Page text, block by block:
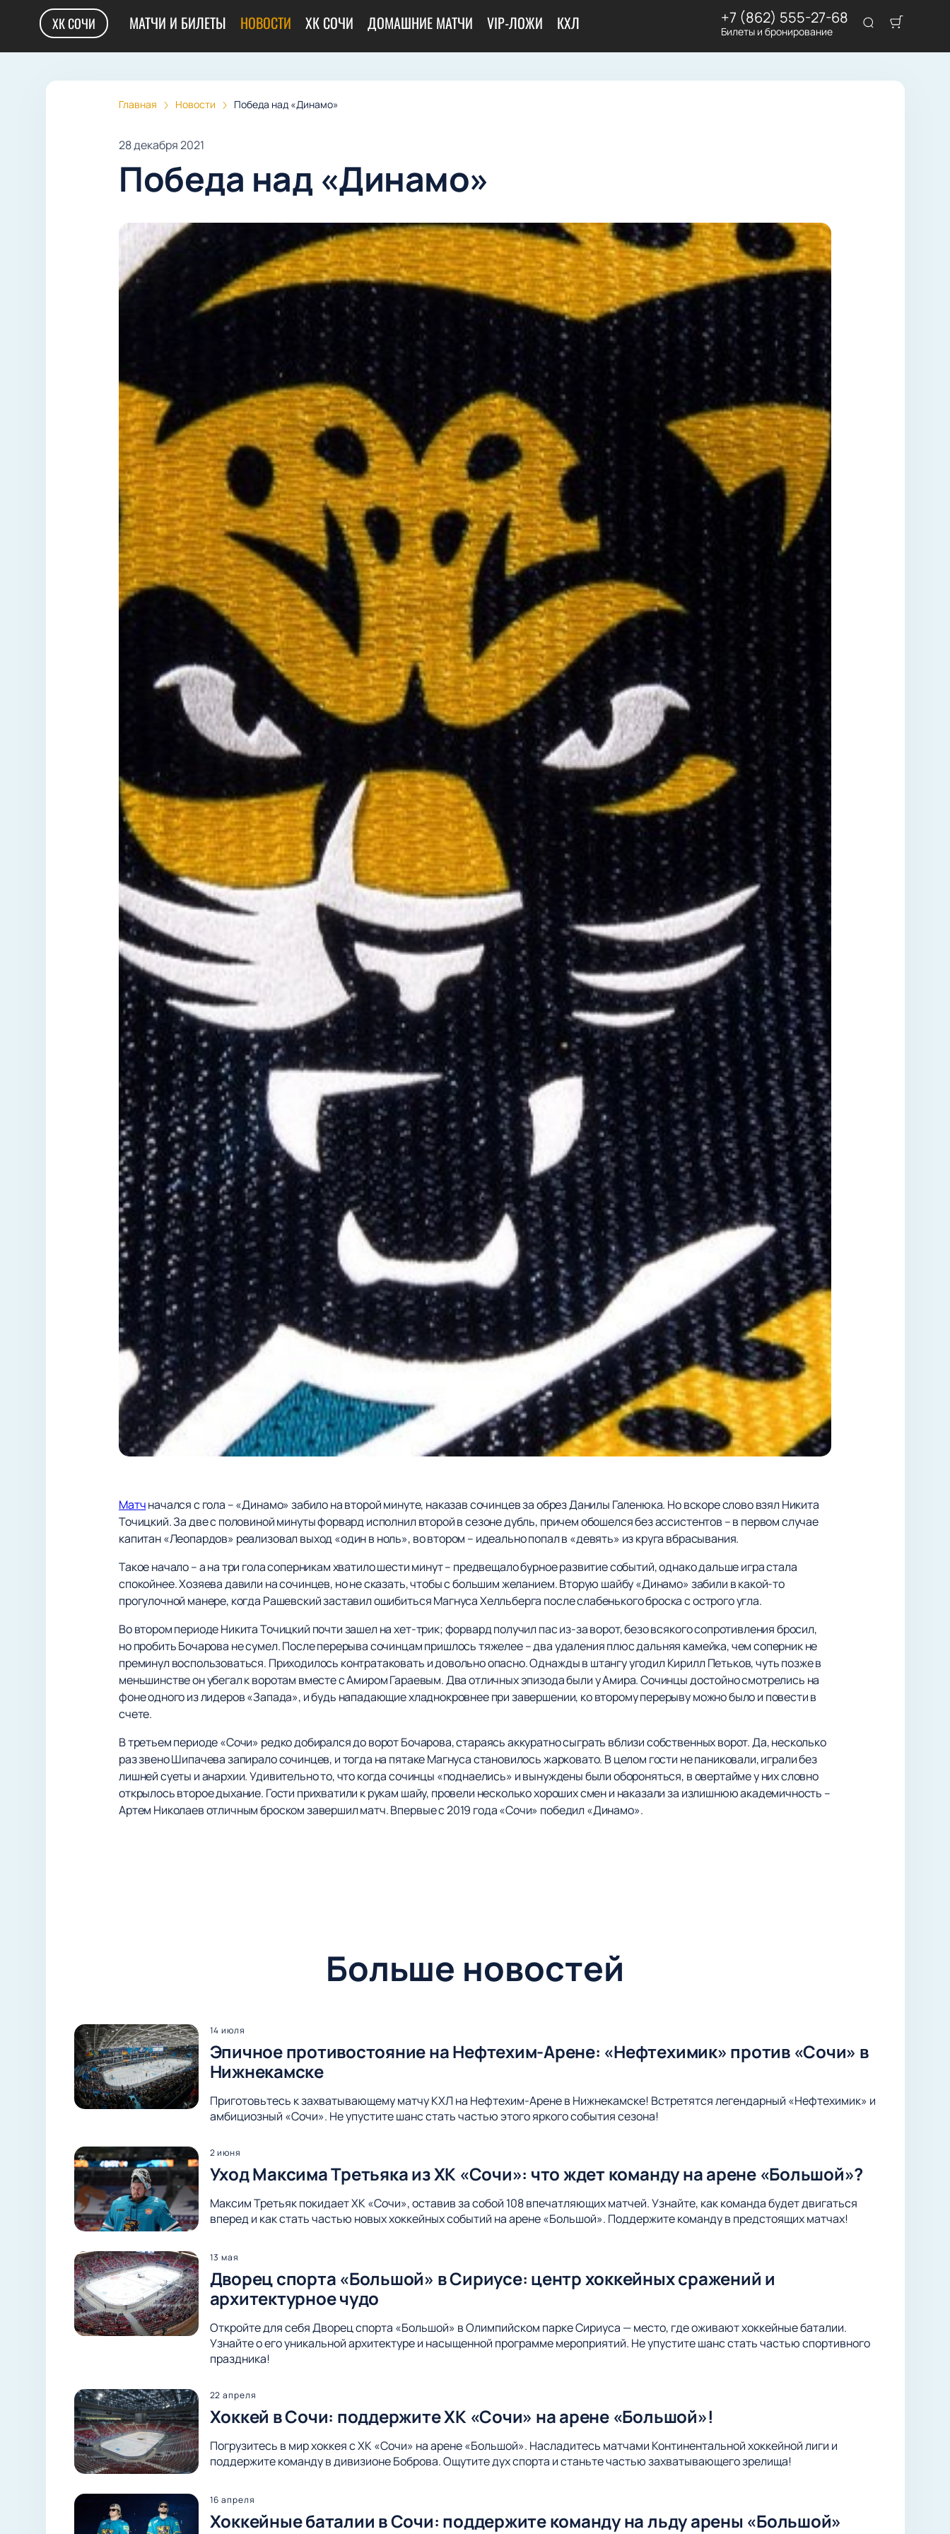
ХК СОЧИ МАТЧИ И БИЛЕТЫ НОВОСТИ ХК СОЧИ ДОМАШНИЕ МАТЧИ VIP-ЛОЖИ КХЛ +7 (862) 555-27-68
Билеты и бронирование
Главная Новости Победа над «Динамо»
28 декабря 2021
Победа над «Динамо»
Матчначался с гола – «Динамо» забило на второй минуте, наказав сочинцев за обрез Данилы Галенюка. Но вскоре слово взял Никита
Точицкий. За две с половиной минуты форвард исполнил второй в сезоне дубль, причем обошелся без ассистентов – в первом случае
капитан «Леопардов» реализовал выход «один в ноль», во втором – идеально попал в «девять» из круга вбрасывания.
Такое начало – а на три гола соперникам хватило шести минут – предвещало бурное развитие событий, однако дальше игра стала
спокойнее. Хозяева давили на сочинцев, но не сказать, чтобы с большим желанием. Вторую шайбу «Динамо» забили в какой-то
прогулочной манере, когда Рашевский заставил ошибиться Магнуса Хелльберга после слабенького броска с острого угла.
Во втором периоде Никита Точицкий почти зашел на хет-трик; форвард получил пас из-за ворот, безо всякого сопротивления бросил,
но пробить Бочарова не сумел. После перерыва сочинцам пришлось тяжелее – два удаления плюс дальняя камейка, чем соперник не
преминул воспользоваться. Приходилось контратаковать и довольно опасно. Однажды в штангу угодил Кирилл Петьков, чуть позже в
меньшинстве он убегал к воротам вместе с Амиром Гараевым. Два отличных эпизода были у Амира. Сочинцы достойно смотрелись на
фоне одного из лидеров «Запада», и будь нападающие хладнокровнее при завершении, ко второму перерыву можно было и повести в
счете.
В третьем периоде «Сочи» редко добирался до ворот Бочарова, стараясь аккуратно сыграть вблизи собственных ворот. Да, несколько
раз звено Шипачева запирало сочинцев, и тогда на пятаке Магнуса становилось жарковато. В целом гости не паниковали, играли без
лишней суеты и анархии. Удивительно то, что когда сочинцы «поднаелись» и вынуждены были обороняться, в овертайме у них словно
открылось второе дыхание. Гости прихватили к рукам шайу, провели несколько хороших смен и наказали за излишнюю академичность –
Артем Николаев отличным броском завершил матч. Впервые с 2019 года «Сочи» победил «Динамо».
Больше новостей
14 июля
Эпичное противостояние на Нефтехим-Арене: «Нефтехимик» против «Сочи» в
Нижнекамске
Приготовьтесь к захватывающему матчу КХЛ на Нефтехим-Арене в Нижнекамске! Встретятся легендарный «Нефтехимик» и
амбициозный «Сочи». Не упустите шанс стать частью этого яркого события сезона!
2 июня
Уход Максима Третьяка из ХК «Сочи»: что ждет команду на арене «Большой»?
Максим Третьяк покидает ХК «Сочи», оставив за собой 108 впечатляющих матчей. Узнайте, как команда будет двигаться
вперед и как стать частью новых хоккейных событий на арене «Большой». Поддержите команду в предстоящих матчах!
13 мая
Дворец спорта «Большой» в Сириусе: центр хоккейных сражений и
архитектурное чудо
Откройте для себя Дворец спорта «Большой» в Олимпийском парке Сириуса — место, где оживают хоккейные баталии.
Узнайте о его уникальной архитектуре и насыщенной программе мероприятий. Не упустите шанс стать частью спортивного
праздника!
22 апреля
Хоккей в Сочи: поддержите ХК «Сочи» на арене «Большой»!
Погрузитесь в мир хоккея с ХК «Сочи» на арене «Большой». Насладитесь матчами Континентальной хоккейной лиги и
поддержите команду в дивизионе Боброва. Ощутите дух спорта и станьте частью захватывающего зрелища!
16 апреля
Хоккейные баталии в Сочи: поддержите команду на льду арены «Большой»